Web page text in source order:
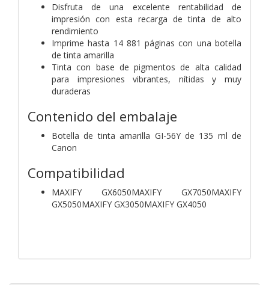
Disfruta de una excelente rentabilidad de
impresión con esta recarga de tinta de alto
rendimiento
Imprime hasta 14 881 páginas con una botella
de tinta amarilla
Tinta con base de pigmentos de alta calidad
para impresiones vibrantes, nítidas y muy
duraderas
Contenido del embalaje
Botella de tinta amarilla GI-56Y de 135 ml de
Canon
Compatibilidad
MAXIFY GX6050MAXIFY GX7050MAXIFY
GX5050MAXIFY GX3050MAXIFY GX4050